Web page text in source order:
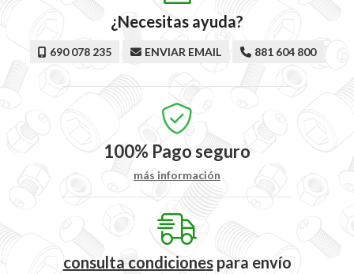
¿Necesitas ayuda?
690 078 235 ENVIAR EMAIL 881 604 800
100% Pago seguro
más información
consulta condicionespara envío